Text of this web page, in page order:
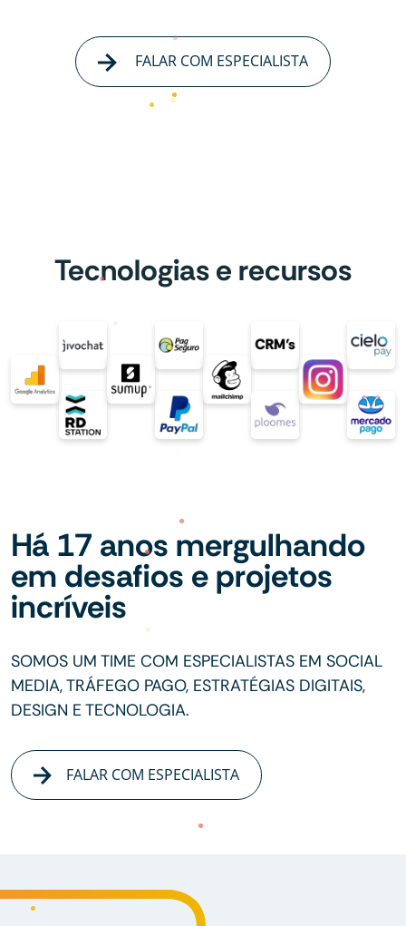
FALAR COM ESPECIALISTA
Tecnologias e recursos
Há 17 anos mergulhando
em desafios e projetos
incríveis
SOMOS UM TIME COM ESPECIALISTAS EM SOCIAL
MEDIA, TRÁFEGO PAGO, ESTRATÉGIAS DIGITAIS,
DESIGN E TECNOLOGIA.
FALAR COM ESPECIALISTA